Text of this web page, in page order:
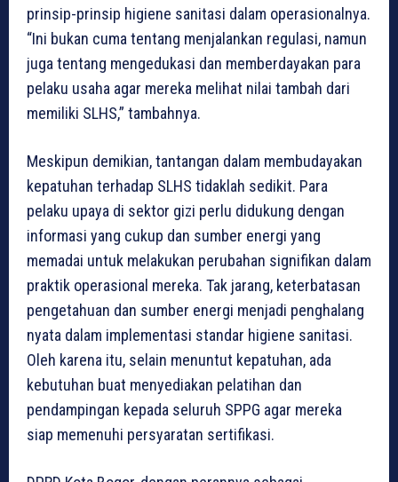
prinsip-prinsip higiene sanitasi dalam operasionalnya.
“Ini bukan cuma tentang menjalankan regulasi, namun
juga tentang mengedukasi dan memberdayakan para
pelaku usaha agar mereka melihat nilai tambah dari
memiliki SLHS,” tambahnya.
Meskipun demikian, tantangan dalam membudayakan
kepatuhan terhadap SLHS tidaklah sedikit. Para
pelaku upaya di sektor gizi perlu didukung dengan
informasi yang cukup dan sumber energi yang
memadai untuk melakukan perubahan signifikan dalam
praktik operasional mereka. Tak jarang, keterbatasan
pengetahuan dan sumber energi menjadi penghalang
nyata dalam implementasi standar higiene sanitasi.
Oleh karena itu, selain menuntut kepatuhan, ada
kebutuhan buat menyediakan pelatihan dan
pendampingan kepada seluruh SPPG agar mereka
siap memenuhi persyaratan sertifikasi.